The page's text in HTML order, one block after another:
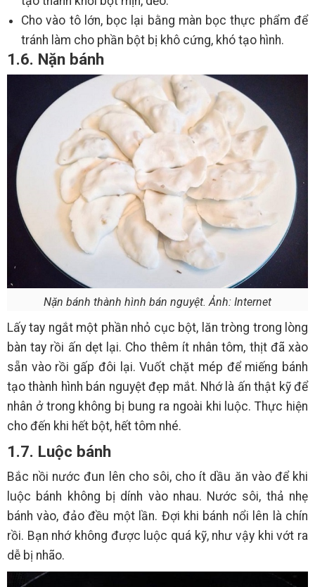
Cho vào tô lớn, bọc lại bằng màn bọc thực phẩm để
tránh làm cho phần bột bị khô cứng, khó tạo hình.
1.6. Nặn bánh
Nặn bánh thành hình bán nguyệt. Ảnh: Internet
Lấy tay ngắt một phần nhỏ cục bột, lăn tròng trong lòng
bàn tay rồi ấn dẹt lại. Cho thêm ít nhân tôm, thịt đã xào
sẵn vào rồi gấp đôi lại. Vuốt chặt mép để miếng bánh
tạo thành hình bán nguyệt đẹp mắt. Nhớ là ấn thật kỹ để
nhân ở trong không bị bung ra ngoài khi luộc. Thực hiện
cho đến khi hết bột, hết tôm nhé.
1.7. Luộc bánh
Bắc nồi nước đun lên cho sôi, cho ít dầu ăn vào để khi
luộc bánh không bị dính vào nhau. Nước sôi, thả nhẹ
bánh vào, đảo đều một lần. Đợi khi bánh nổi lên là chín
rồi. Bạn nhớ không được luộc quá kỹ, như vậy khi vớt ra
dễ bị nhão.